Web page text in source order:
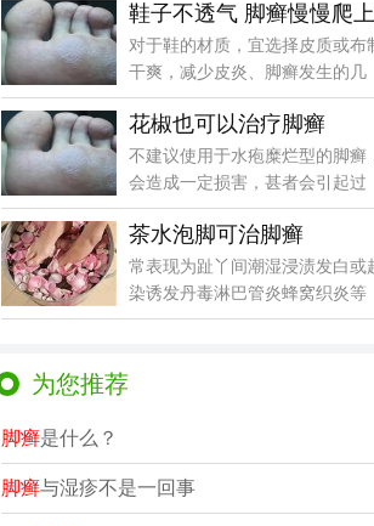
鞋子不透气 脚癣慢慢爬
对于鞋的材质，宜选择皮质或
干爽，减少皮炎、脚癣发生的几
花椒也可以治疗脚癣
不建议使用于水疱糜烂型的脚
会造成一定损害，甚者会引起过
茶水泡脚可治脚癣
常表现为趾丫间潮湿浸渍发白
染诱发丹毒淋巴管炎蜂窝织炎等
为您推荐
脚癣是什么？
脚癣与湿疹不是一回事